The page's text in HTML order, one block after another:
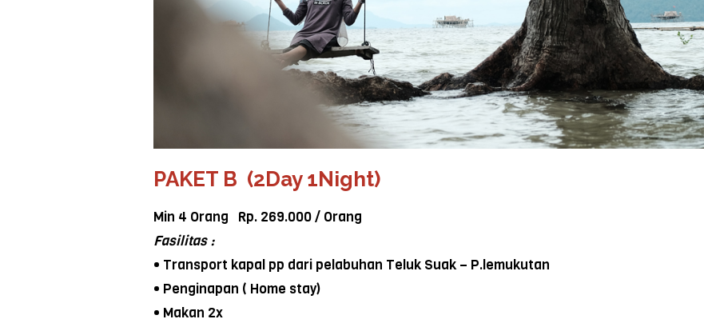
PAKET B (2Day 1Night)
Min 4 Orang Rp. 269.000 / Orang
Fasilitas :
• Transport kapal pp dari pelabuhan Teluk Suak – P.lemukutan
• Penginapan ( Home stay)
• Makan 2x